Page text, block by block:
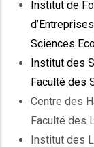
Institut de
Sciences
Institut des
Faculté des
Centre des
Faculté des
Institut des